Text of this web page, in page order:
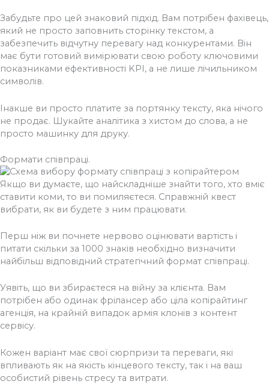
Забудьте про цей знаковий підхід. Вам потрібен фахівець,
який не просто заповнить сторінку текстом, а
забезпечить відчутну перевагу над конкурентами. Він
має бути готовий вимірювати свою роботу ключовими
показниками ефективності KPI, а не лише лічильником
символів.
Інакше ви просто платите за портянку тексту, яка нічого
не продає. Шукайте аналітика з хистом до слова, а не
просто машинку для друку.
Формати співпраці.
Якщо ви думаєте, що найскладніше знайти того, хто вміє
ставити коми, то ви помиляєтеся. Справжній квест
вибрати, як ви будете з ним працювати.
Перш ніж ви почнете нервово оцінювати вартість і
питати скільки за 1000 знаків необхідно визначити
найбільш відповідний стратегічний формат співпраці.
Уявіть, що ви збираєтеся на війну за клієнта. Вам
потрібен або одинак фрілансер або ціла копірайтинг
агенція, на крайній випадок армія клонів з контент
сервісу.
Кожен варіант має свої сюрпризи та переваги, які
впливають як на якість кінцевого тексту, так і на ваш
особистий рівень стресу та витрати.